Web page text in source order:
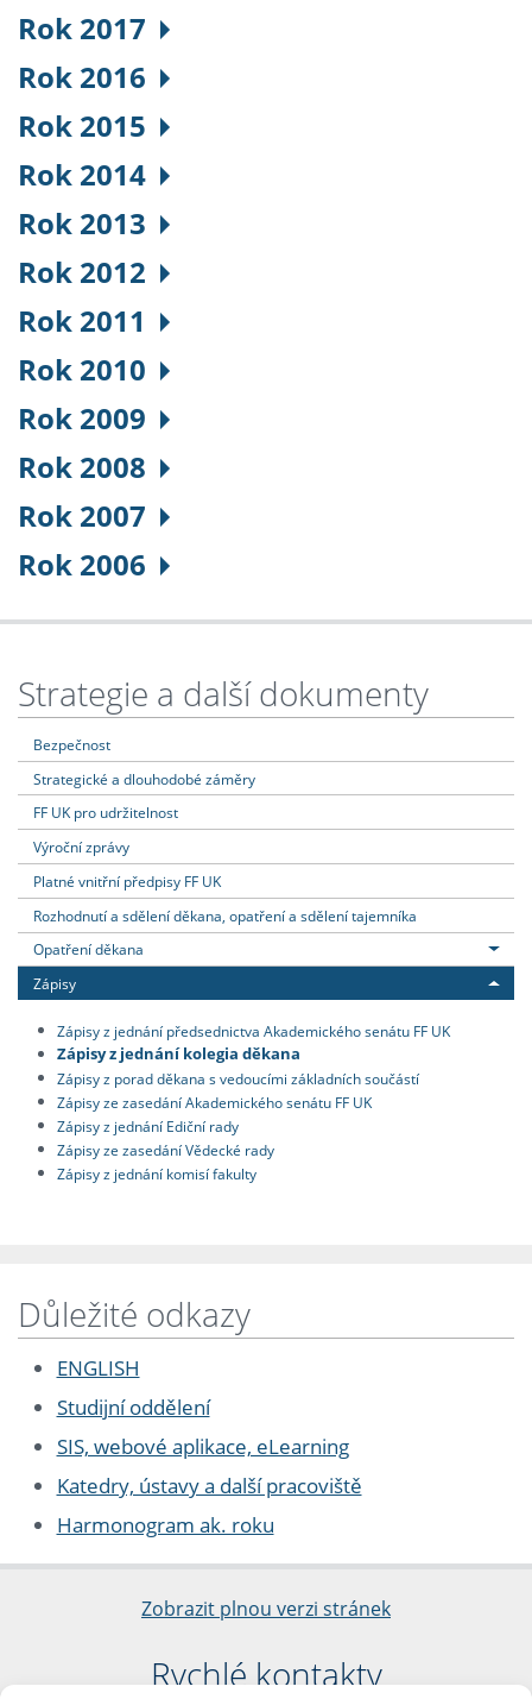
Rok 2017
Rok 2016
Rok 2015
Rok 2014
Rok 2013
Rok 2012
Rok 2011
Rok 2010
Rok 2009
Rok 2008
Rok 2007
Rok 2006
Strategie a další dokumenty
Bezpečnost
Strategické a dlouhodobé záměry
FF UK pro udržitelnost
Výroční zprávy
Platné vnitřní předpisy FF UK
Rozhodnutí a sdělení děkana, opatření a sdělení tajemníka
Opatření děkana
Zápisy
Zápisy z jednání předsednictva Akademického senátu FF UK
Zápisy z jednání kolegia děkana
Zápisy z porad děkana s vedoucími základních součástí
Zápisy ze zasedání Akademického senátu FF UK
Zápisy z jednání Ediční rady
Zápisy ze zasedání Vědecké rady
Zápisy z jednání komisí fakulty
Důležité odkazy
ENGLISH
Studijní oddělení
SIS, webové aplikace, eLearning
Katedry, ústavy a další pracoviště
Harmonogram ak. roku
Zobrazit plnou verzi stránek
Rychlé kontakty